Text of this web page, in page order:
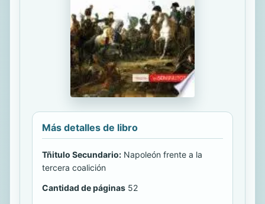
Más detalles de libro
Tñitulo Secundario: Napoleón frente a la
tercera coalición
Cantidad de páginas 52